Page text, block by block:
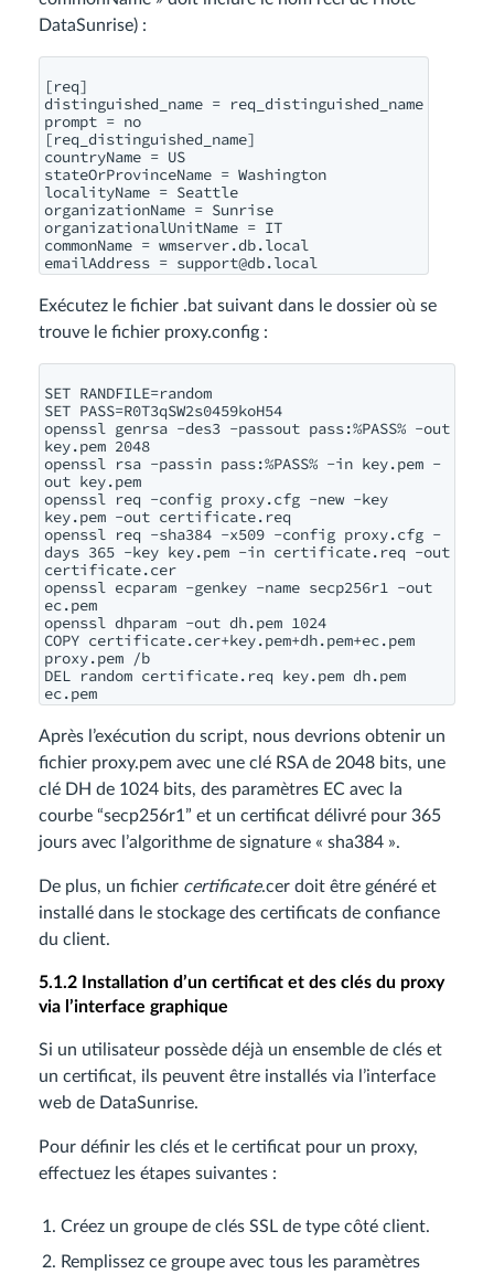
DataSunrise) :
[req]
distinguished_name = req_distinguished_name
prompt = no
[req_distinguished_name]
countryName = US
stateOrProvinceName = Washington
localityName = Seattle
organizationName = Sunrise
organizationalUnitName = IT
commonName = wmserver.db.local
emailAddress = support@db.local
Exécutez le fichier .bat suivant dans le dossier où se
trouve le fichier proxy.config :
SET RANDFILE=random
SET PASS=R0T3qSW2s0459koH54
openssl genrsa -des3 -passout pass:%PASS% -out
key.pem 2048
openssl rsa -passin pass:%PASS% -in key.pem -
out key.pem
openssl req -config proxy.cfg -new -key
key.pem -out certificate.req
openssl req -sha384 -x509 -config proxy.cfg -
days 365 -key key.pem -in certificate.req -out
certificate.cer
openssl ecparam -genkey -name secp256r1 -out
ec.pem
openssl dhparam -out dh.pem 1024
COPY certificate.cer+key.pem+dh.pem+ec.pem
proxy.pem /b
DEL random certificate.req key.pem dh.pem
Après l’exécution du script, nous devrions obtenir un
fichier proxy.pem avec une clé RSA de 2048 bits, une
clé DH de 1024 bits, des paramètres EC avec la
courbe “secp256r1” et un certificat délivré pour 365
jours avec l’algorithme de signature « sha384 ».
De plus, un fichier certificate.cer doit être généré et
installé dans le stockage des certificats de confiance
du client.
5.1.2 Installation d’un certificat et des clés du proxy
via l’interface graphique
Si un utilisateur possède déjà un ensemble de clés et
un certificat, ils peuvent être installés via l’interface
web de DataSunrise.
Pour définir les clés et le certificat pour un proxy,
effectuez les étapes suivantes :
Créez un groupe de clés SSL de type côté client.
Remplissez ce groupe avec tous les paramètres